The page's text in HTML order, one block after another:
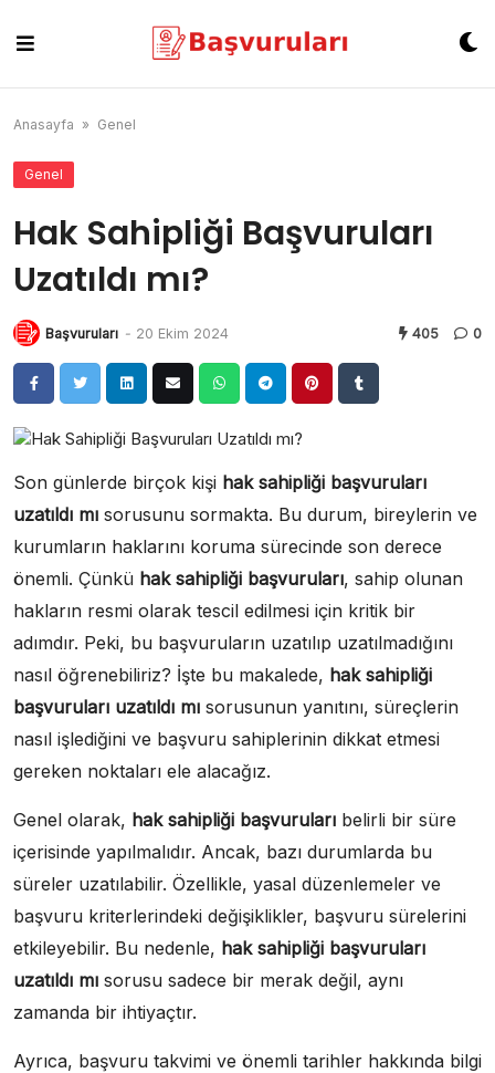
content
Anasayfa » Genel
Genel
Hak Sahipliği Başvuruları
Uzatıldı mı?
Başvuruları - 20 Ekim 2024 405 0
Son günlerde birçok kişi hak sahipliği başvuruları
uzatıldı mı sorusunu sormakta. Bu durum, bireylerin ve
kurumların haklarını koruma sürecinde son derece
önemli. Çünkü hak sahipliği başvuruları, sahip olunan
hakların resmi olarak tescil edilmesi için kritik bir
adımdır. Peki, bu başvuruların uzatılıp uzatılmadığını
nasıl öğrenebiliriz? İşte bu makalede, hak sahipliği
başvuruları uzatıldı mı sorusunun yanıtını, süreçlerin
nasıl işlediğini ve başvuru sahiplerinin dikkat etmesi
gereken noktaları ele alacağız.
Genel olarak, hak sahipliği başvuruları belirli bir süre
içerisinde yapılmalıdır. Ancak, bazı durumlarda bu
süreler uzatılabilir. Özellikle, yasal düzenlemeler ve
başvuru kriterlerindeki değişiklikler, başvuru sürelerini
etkileyebilir. Bu nedenle, hak sahipliği başvuruları
uzatıldı mı sorusu sadece bir merak değil, aynı
zamanda bir ihtiyaçtır.
Ayrıca, başvuru takvimi ve önemli tarihler hakkında bilgi